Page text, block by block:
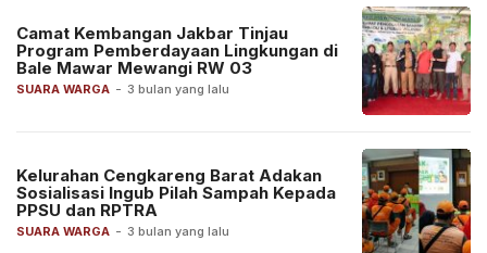
SUARA WARGA - 3 bulan yang lalu
Camat Kembangan Jakbar Tinjau
Program Pemberdayaan Lingkungan di
Bale Mawar Mewangi RW 03
SUARA WARGA - 3 bulan yang lalu
Kelurahan Cengkareng Barat Adakan
Sosialisasi Ingub Pilah Sampah Kepada
PPSU dan RPTRA